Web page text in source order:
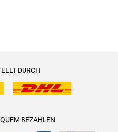
DURCH
BEZAHLEN